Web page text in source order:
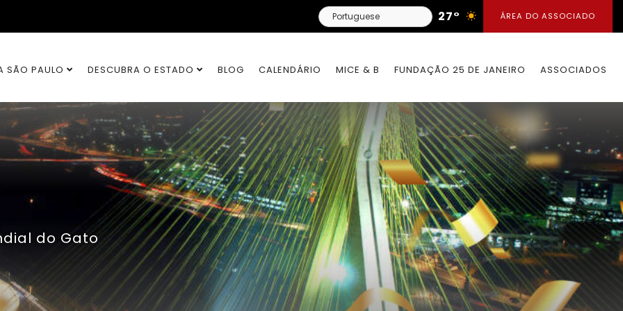
27° ÁREA DO ASSOCIADO
SÃO PAULO DESCUBRA O ESTADO BLOG CALENDÁRIO MICE & B FUNDAÇÃO 25 DE JANEIRO ASSOCIADOS
do Gato